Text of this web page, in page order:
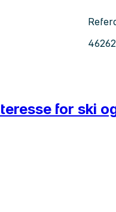
for ski